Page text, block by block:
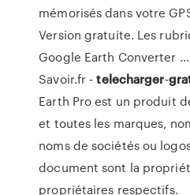
mémorisés dans votre
Version gratuite. Les
Google Earth Converter ...
Savoir.fr -telecharger-
Earth Pro est un produit
et toutes les marques,
noms de sociétés ou
document sont la
propriétaires respectifs.